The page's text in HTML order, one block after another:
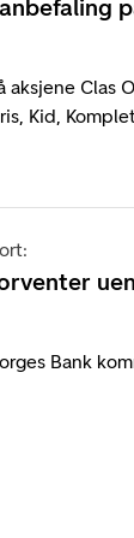
Clas
Kid,
Bank